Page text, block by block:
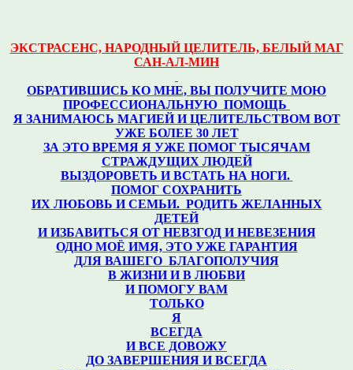
ЭКСТРАСЕНС, НАРОДНЫЙ ЦЕЛИТЕЛЬ, БЕЛЫЙ МАГ
САН-АЛ-МИН
ОБРАТИВШИСЬ КО МНЕ, ВЫ ПОЛУЧИТЕ МОЮ
ПРОФЕССИОНАЛЬНУЮ ПОМОЩЬ
Я ЗАНИМАЮСЬ МАГИЕЙ И ЦЕЛИТЕЛЬСТВОМ ВОТ
УЖЕ БОЛЕЕ 30 ЛЕТ
ЗА ЭТО ВРЕМЯ Я УЖЕ ПОМОГ ТЫСЯЧАМ
СТРАЖДУЩИХ ЛЮДЕЙ
ВЫЗДОРОВЕТЬ И ВСТАТЬ НА НОГИ.
ПОМОГ СОХРАНИТЬ
ИХ ЛЮБОВЬ И СЕМЬИ. РОДИТЬ ЖЕЛАННЫХ
ДЕТЕЙ
И ИЗБАВИТЬСЯ ОТ НЕВЗГОД И НЕВЕЗЕНИЯ
ОДНО МОЁ ИМЯ, ЭТО УЖЕ ГАРАНТИЯ
ДЛЯ ВАШЕГО БЛАГОПОЛУЧИЯ
В ЖИЗНИ И В ЛЮБВИ
И ПОМОГУ ВАМ
ТОЛЬКО
Я
ВСЕГДА
И ВСЕ ДОВОЖУ
ДО ЗАВЕРШЕНИЯ И ВСЕГДА